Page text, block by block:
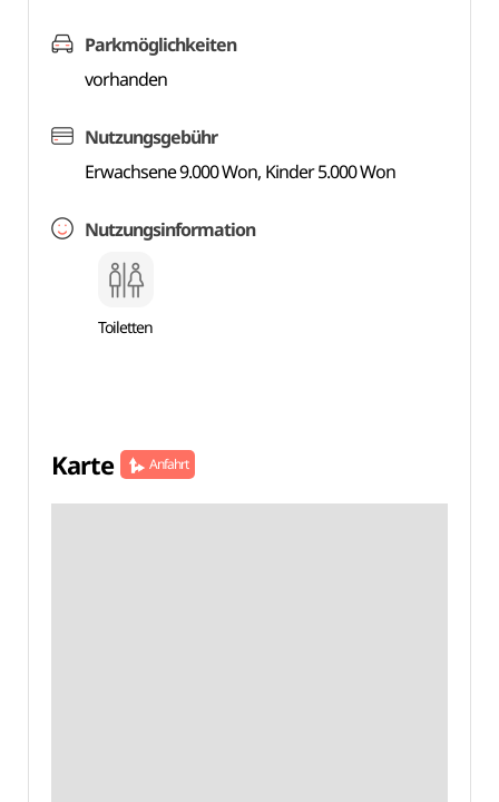
Parkmöglichkeiten
vorhanden
Nutzungsgebühr
Erwachsene 9.000 Won, Kinder 5.000 Won
Nutzungsinformation
Toiletten
Karte Anfahrt